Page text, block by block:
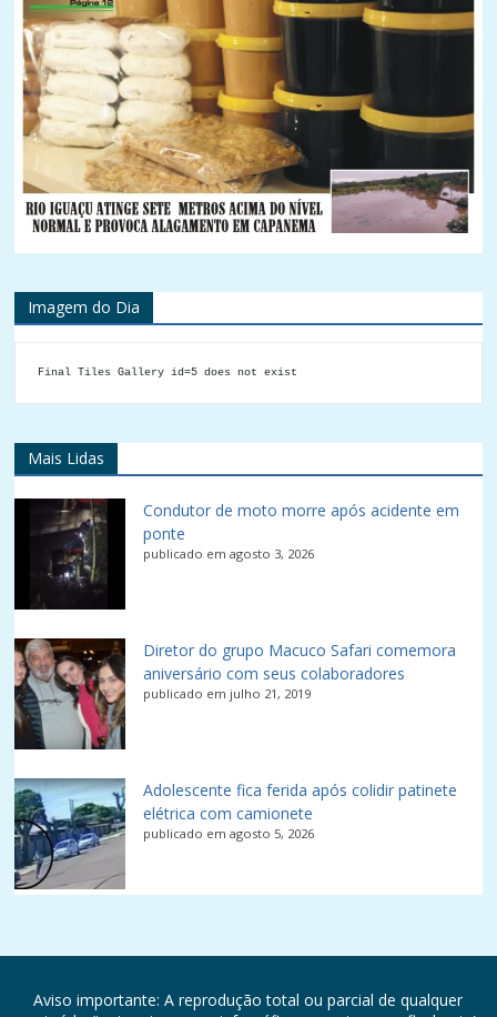
Imagem do Dia
Final Tiles Gallery id=5 does not exist
Mais Lidas
Condutor de moto morre após acidente em
ponte
publicado em agosto 3, 2026
Diretor do grupo Macuco Safari comemora
aniversário com seus colaboradores
publicado em julho 21, 2019
Adolescente fica ferida após colidir patinete
elétrica com camionete
publicado em agosto 5, 2026
Aviso importante: A reprodução total ou parcial de qualquer